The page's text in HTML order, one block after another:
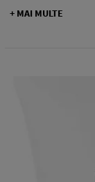
+ MAI MULTE